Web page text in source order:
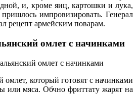
и, кроме яиц, картошки и лука,
импровизировать. Генерал
рецепт армейским поварам.
омлет с начинками
который готовят с начинками
или мяса. Обчно фриттату жарят на